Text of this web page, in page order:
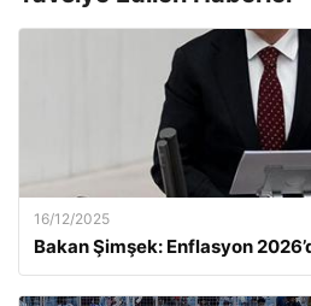
16/12/2025
Bakan Şimşek: Enflasyon